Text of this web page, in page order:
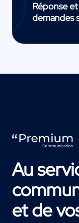
Réponse
demandes
Au
et de